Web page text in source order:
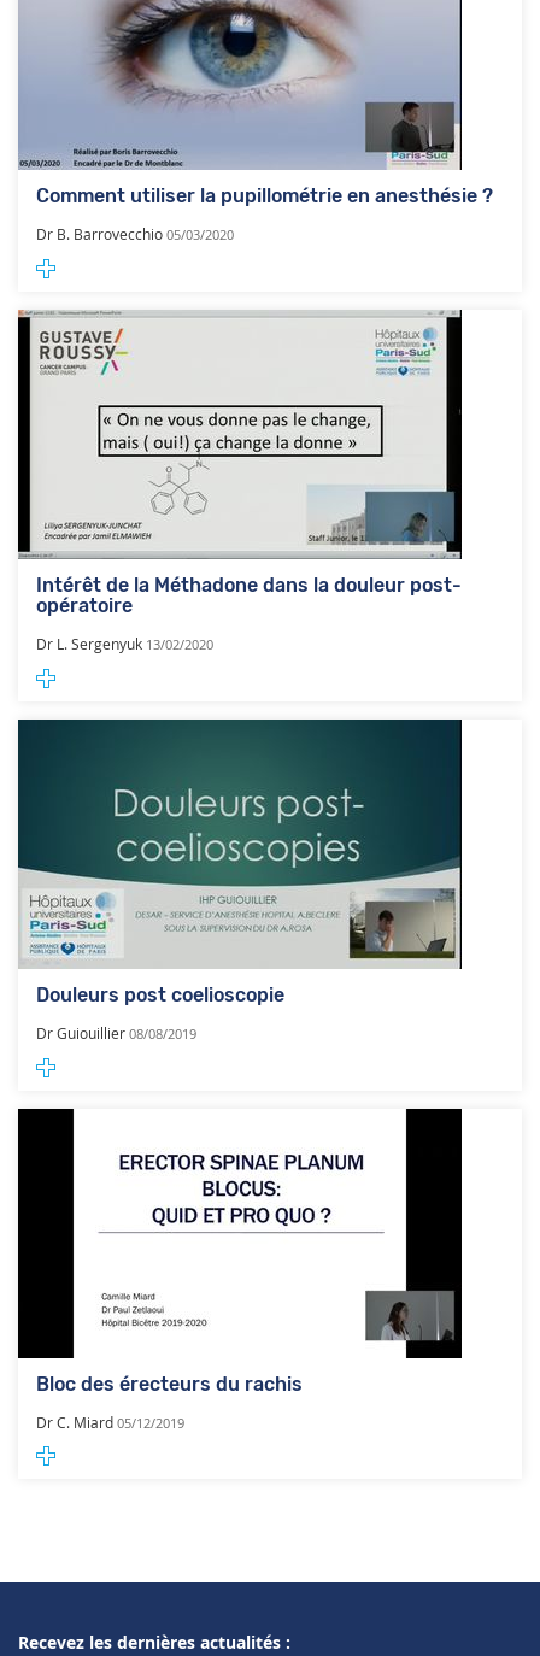
Comment utiliser la pupillométrie en anesthésie ?
Dr B. Barrovecchio 05/03/2020
Intérêt de la Méthadone dans la douleur post-
opératoire
Dr L. Sergenyuk 13/02/2020
Douleurs post coelioscopie
Dr Guiouillier 08/08/2019
Bloc des érecteurs du rachis
Dr C. Miard 05/12/2019
Recevez les dernières actualités :